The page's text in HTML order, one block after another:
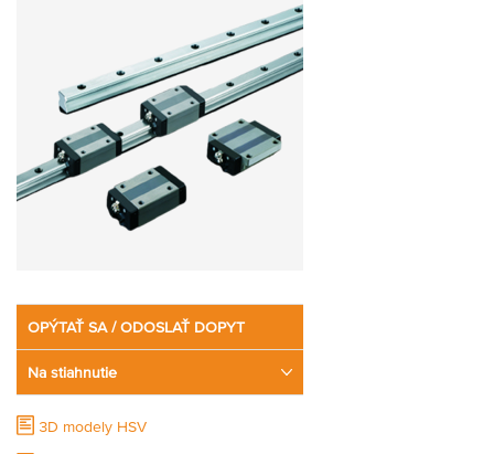
Nákupný zoznam
Partner Zone
OPÝTAŤ SA / ODOSLAŤ DOPYT
Na stiahnutie
3D modely HSV